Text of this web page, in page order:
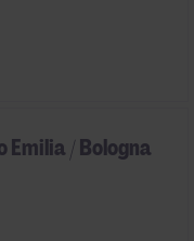
Emilia / Bologna